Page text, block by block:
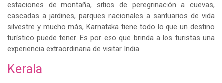
estaciones de montaña, sitios de peregrinación a cuevas,
cascadas a jardines, parques nacionales a santuarios de vida
silvestre y mucho más, Karnataka tiene todo lo que un destino
turístico puede tener. Es por eso que brinda a los turistas una
experiencia extraordinaria de visitar India.
Kerala